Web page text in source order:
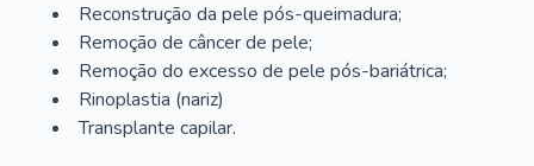
Reconstrução da pele pós-queimadura;
Remoção de câncer de pele;
Remoção do excesso de pele pós-bariátrica;
Rinoplastia (nariz)
Transplante capilar.